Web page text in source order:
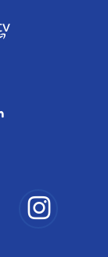
instagram